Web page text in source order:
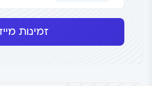
זמינות